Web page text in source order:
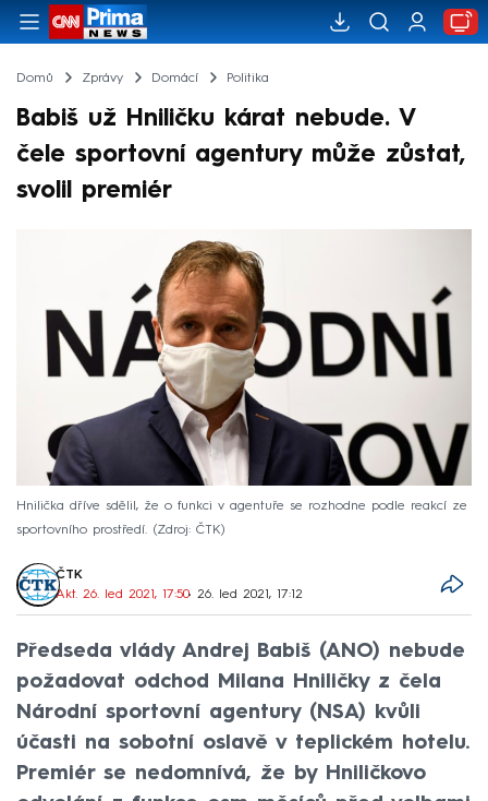
Domů Zprávy Domácí Politika
Babiš už Hniličku kárat nebude. V
čele sportovní agentury může zůstat,
svolil premiér
Hnilička dříve sdělil, že o funkci v agentuře se rozhodne podle reakcí ze
sportovního prostředí.
Zdroj: ČTK
ČTK
Akt. 26. led 2021, 17:50• 26. led 2021, 17:12
Předseda vlády Andrej Babiš (ANO) nebude
požadovat odchod Milana Hniličky z čela
Národní sportovní agentury (NSA) kvůli
účasti na sobotní oslavě v teplickém hotelu.
Premiér se nedomnívá, že by Hniličkovo